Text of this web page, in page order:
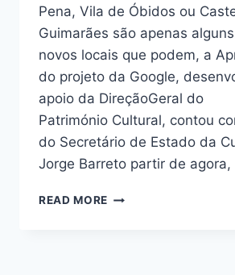
Pena, Vila de Óbidos ou
Guimarães são apenas
novos locais que podem, a
do projeto da Google,
apoio da Direção­Geral do
Património Cultural, contou
do Secretário de Estado da
Jorge Barreto partir de
READ MORE GOOGLE